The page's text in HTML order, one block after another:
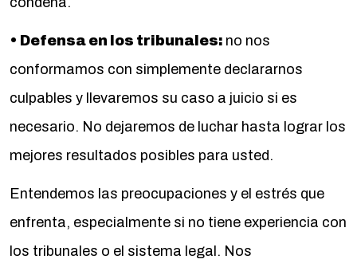
• Defensa en los tribunales: no nos
conformamos con simplemente declararnos
culpables y llevaremos su caso a juicio si es
necesario. No dejaremos de luchar hasta lograr los
mejores resultados posibles para usted.
Entendemos las preocupaciones y el estrés que
enfrenta, especialmente si no tiene experiencia con
los tribunales o el sistema legal. Nos